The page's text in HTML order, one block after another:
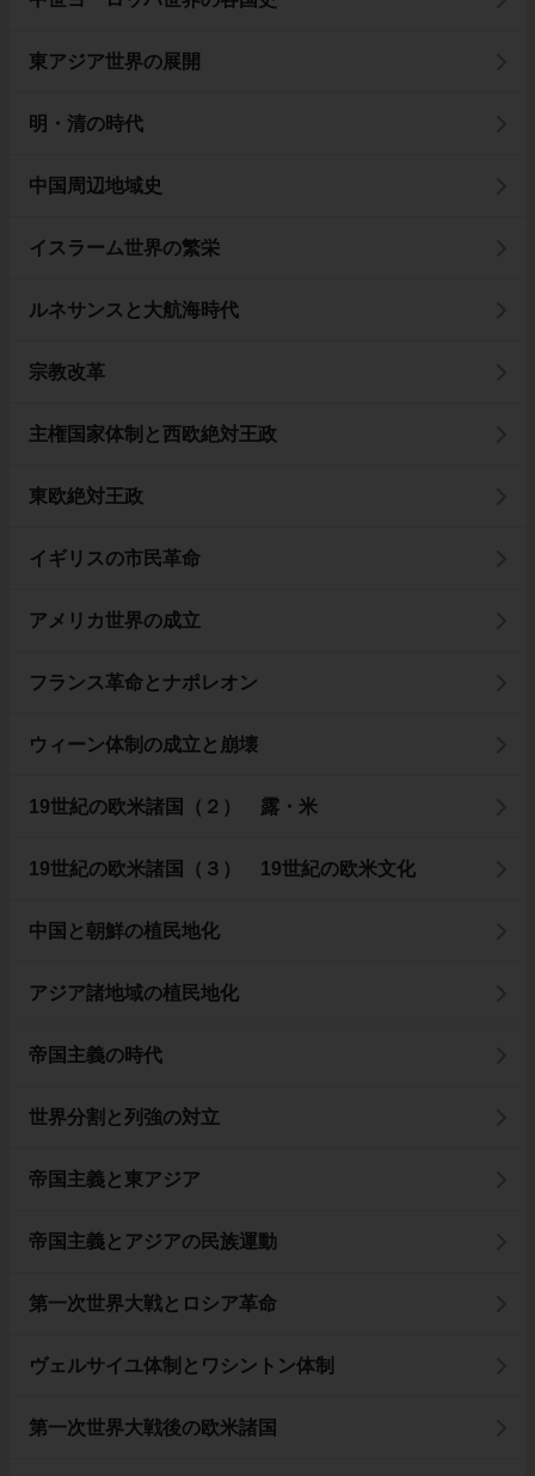
東アジア世界の展開
明・清の時代
中国周辺地域史
イスラーム世界の繁栄
ルネサンスと大航海時代
宗教改革
主権国家体制と西欧絶対王政
東欧絶対王政
イギリスの市民革命
アメリカ世界の成立
フランス革命とナポレオン
ウィーン体制の成立と崩壊
19世紀の欧米諸国（２） 露・米
19世紀の欧米諸国（３） 19世紀の欧米文化
中国と朝鮮の植民地化
アジア諸地域の植民地化
帝国主義の時代
世界分割と列強の対立
帝国主義と東アジア
帝国主義とアジアの民族運動
第一次世界大戦とロシア革命
ヴェルサイユ体制とワシントン体制
第一次世界大戦後の欧米諸国